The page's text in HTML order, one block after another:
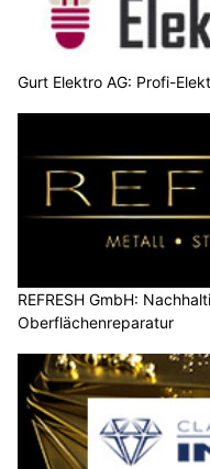
Gurt Elektro AG: Profi-
REFRESH GmbH:
Oberflächenreparatur